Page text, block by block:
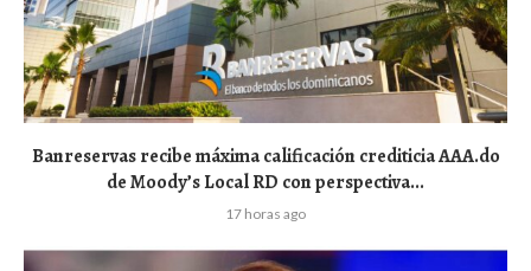
Banreservas recibe máxima calificación crediticia AAA.do
de Moody’s Local RD con perspectiva...
17 horas ago